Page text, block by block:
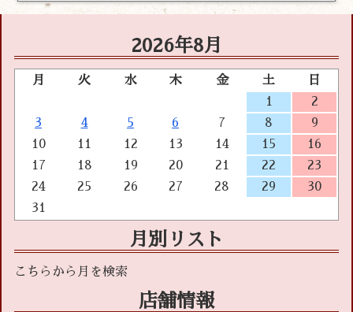
2026年8月
月 火 水 木 金 土
日
1
2
3
4 5 6 7 8
9
10
11 12 13 14 15
16
17
18 19 20 21 22
23
24
25 26 27 28 29
30
31
月別リスト
店舗情報